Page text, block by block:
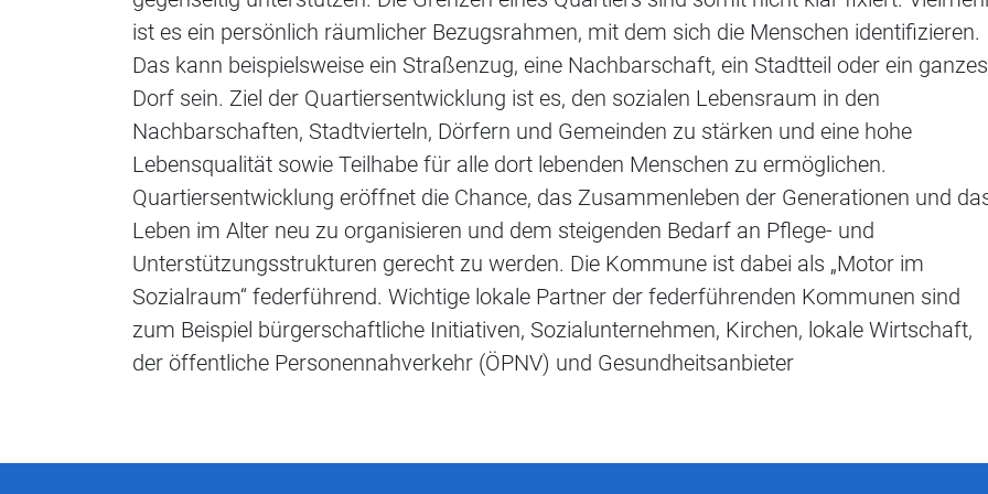
ist es ein persönlich räumlicher Bezugsrahmen, mit dem sich die Menschen identifizieren.
Das kann beispielsweise ein Straßenzug, eine Nachbarschaft, ein Stadtteil oder ein ganzes
Dorf sein. Ziel der Quartiersentwicklung ist es, den sozialen Lebensraum in den
Nachbarschaften, Stadtvierteln, Dörfern und Gemeinden zu stärken und eine hohe
Lebensqualität sowie Teilhabe für alle dort lebenden Menschen zu ermöglichen.
Quartiersentwicklung eröffnet die Chance, das Zusammenleben der Generationen und
Leben im Alter neu zu organisieren und dem steigenden Bedarf an Pflege- und
Unterstützungsstrukturen gerecht zu werden. Die Kommune ist dabei als „Motor im
Sozialraum“ federführend. Wichtige lokale Partner der federführenden Kommunen sind
zum Beispiel bürgerschaftliche Initiativen, Sozialunternehmen, Kirchen, lokale Wirtschaft,
der öffentliche Personennahverkehr (ÖPNV) und Gesundheitsanbieter